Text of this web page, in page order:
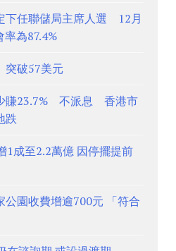
下任聯儲局主席人選 12月
為87.4%
破57美元
賺23.7% 不派息 香港市
跌
1成至2.2萬億 因停擺提前
公園收費增逾700元 「符合